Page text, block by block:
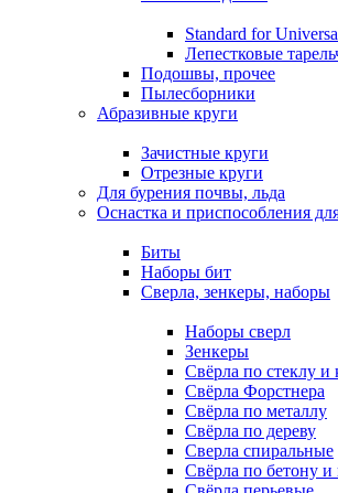
Standard for
Лепестковые
Подошвы, прочее
Пылесборники
Абразивные круги
Зачистные круги
Отрезные круги
Для бурения почвы, льда
Оснастка и приспособления
Биты
Наборы бит
Сверла, зенкеры, наборы
Наборы сверл
Зенкеры
Свёрла по стеклу и
Свёрла Форстнера
Свёрла по металлу
Свёрла по дереву
Сверла спиральные
Свёрла по бетону